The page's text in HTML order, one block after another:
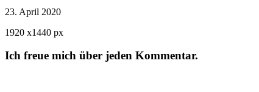
23. April 2020
1920 x1440 px
Ich freue mich über jeden Kommentar.